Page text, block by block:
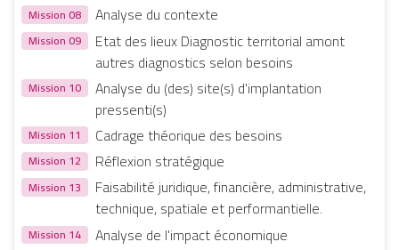
Mission 08 Analyse du contexte
Mission 09
Etat des lieux Diagnostic territorial amont
autres diagnostics selon besoins
Mission 10
Analyse du (des) site(s) d'implantation
pressenti(s)
Mission 11 Cadrage théorique des besoins
Mission 12 Réflexion stratégique
Mission 13
Faisabilité juridique, financière, administrative,
technique, spatiale et performantielle.
Mission 14
Analyse de l'impact économique